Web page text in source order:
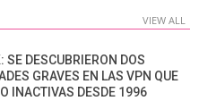
VIEW ALL
SE DESCUBRIERON DOS
GRAVES EN LAS VPN QUE
INACTIVAS DESDE 1996